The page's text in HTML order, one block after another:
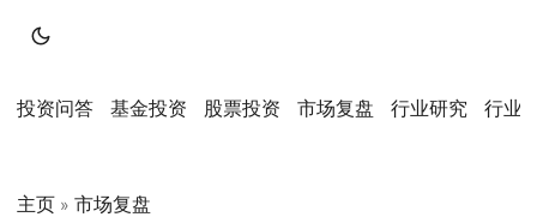
投资问答 基金投资 股票投资 市场复盘 行业研究 行业
主页 » 市场复盘